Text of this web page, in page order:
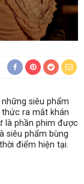
siêu phẩm
ra mắt khán
là phần phim được
siêu phẩm bùng
điểm hiện tại.